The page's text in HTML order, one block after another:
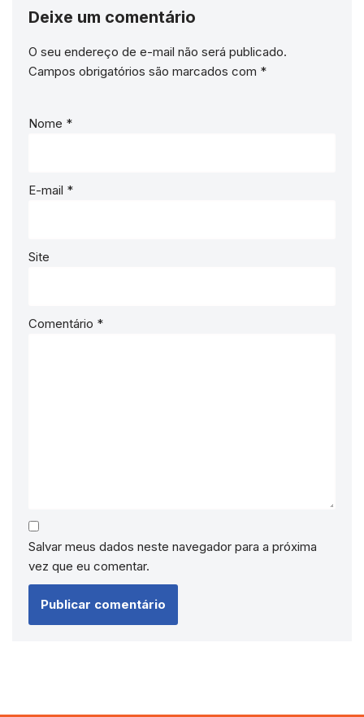
Deixe um comentário
O seu endereço de e-mail não será publicado.
Campos obrigatórios são marcados com *
Nome *
E-mail *
Site
Comentário *
Salvar meus dados neste navegador para a próxima
vez que eu comentar.